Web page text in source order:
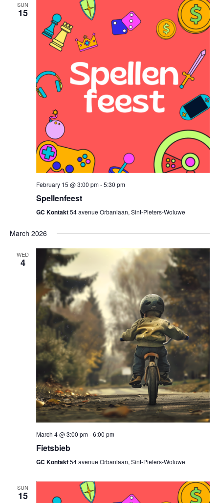
SUN
15
February 15 @ 3:00 pm-5:30 pm
Spellenfeest
GC Kontakt54 avenue Orbanlaan, Sint-Pieters-Woluwe
March 2026
WED
4
March 4 @ 3:00 pm-6:00 pm
Fietsbieb
GC Kontakt54 avenue Orbanlaan, Sint-Pieters-Woluwe
SUN
15